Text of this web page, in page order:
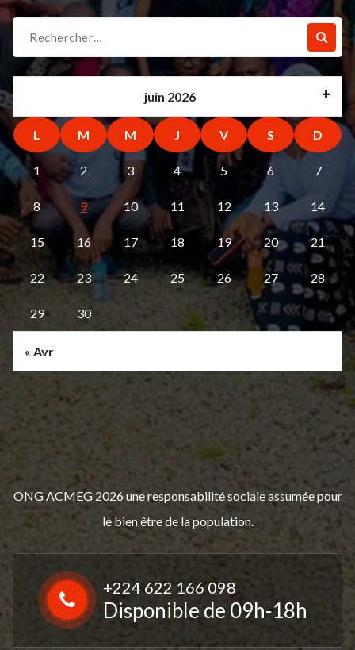
pour :
juin 2026
L M M J V S D
1 2 3 4 5 6 7
8 9 10 11 12 13 14
15 16 17 18 19 20 21
22 23 24 25 26 27 28
29 30
« Avr
ONG ACMEG 2026 une responsabilité sociale assumée pour
le bien être de la population.
+224 622 166 098
Disponible de 09h-18h